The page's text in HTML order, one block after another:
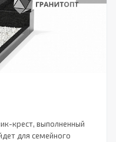
крест, выполненный
для семейного